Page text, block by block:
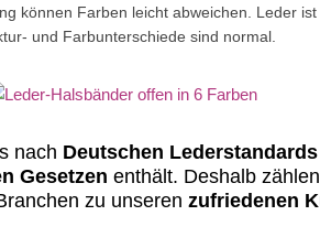
können Farben leicht abweichen. Leder
und Farbunterschiede sind normal.
nach Deutschen Lederstandards
Gesetzen enthält. Deshalb
zu unseren zufriedenen